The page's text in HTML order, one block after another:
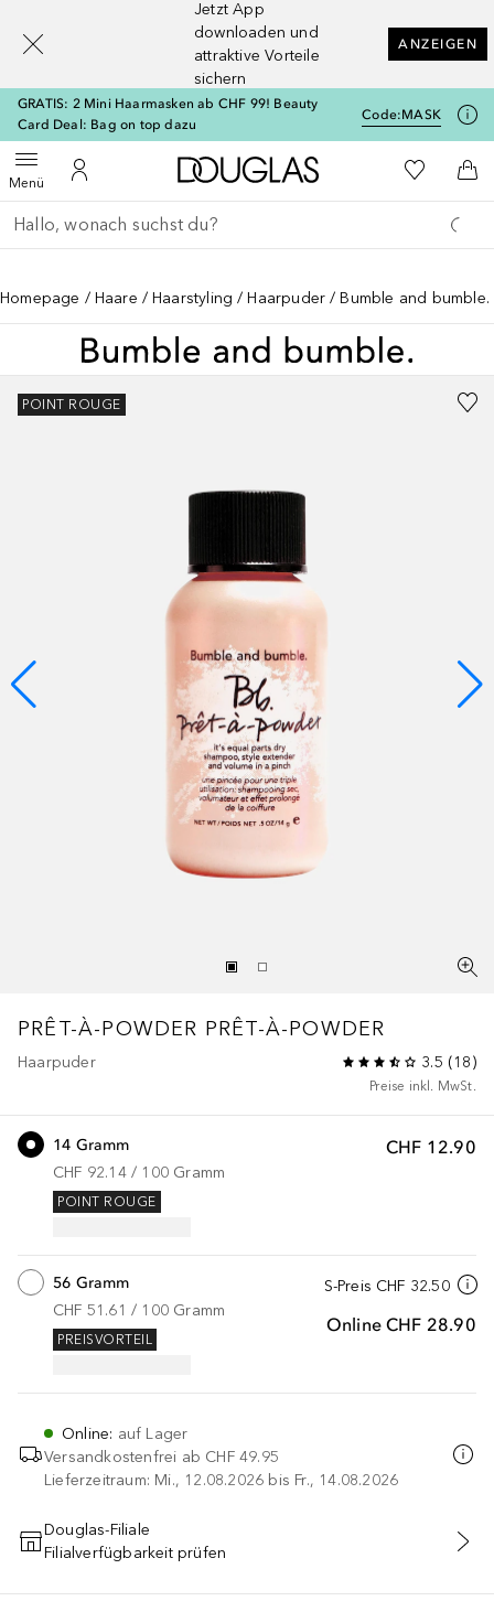
Jetzt App
downloaden und
attraktive Vorteile
sichern
ANZEIGEN
GRATIS: 2 Mini Haarmasken ab CHF 99! Beauty
Card Deal: Bag on top dazu
Code:MASK
MenüMenü öffnenZu Meinem Kundenkonto
Zur Douglas Startseite
Zu Meiner
Gehe zurück
Suche ausführen
Homepage Haare Haarstyling Haarpuder Bumble and bumble.
POINT ROUGE
PRÊT-À-POWDER PRÊT-À-POWDER
Haarpuder 3.5 (18)
Preise inkl. MwSt.
CHF 12.90
14 Gramm
CHF 92.14 / 100 Gramm
POINT ROUGE
S-Preis CHF 32.50
Online CHF 28.90
56 Gramm
CHF 51.61 / 100 Gramm
PREISVORTEIL
Online: auf Lager
Versandkostenfrei ab CHF 49.95
Lieferzeitraum: Mi., 12.08.2026 bis Fr., 14.08.2026
IN DEN WARENKORB
Douglas-Filiale
Filialverfügbarkeit prüfen
[navigation.slideout.screenreader]